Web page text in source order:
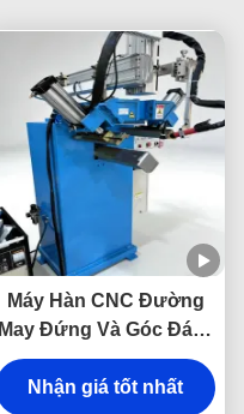
Máy Hàn CNC Đường
May Đứng Và Góc Đáy -
Máy Hàn Đặc Biệt
Nhận giá tốt nhất